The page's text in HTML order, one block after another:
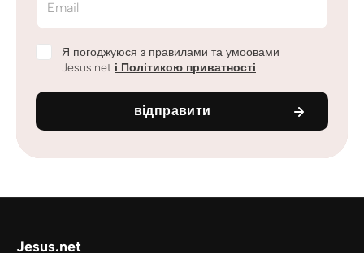
Email
Я погоджуюся з правилами та умоовами
Jesus.net і Політикою приватності
відправити
Jesus.net